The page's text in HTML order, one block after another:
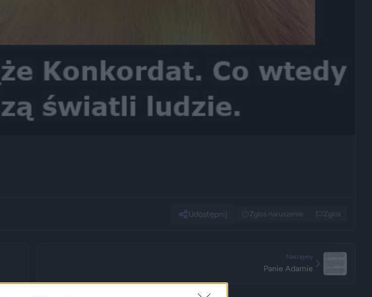
Udostępnij Zglos naruszenie Zglos
Następny
Panie Adamie